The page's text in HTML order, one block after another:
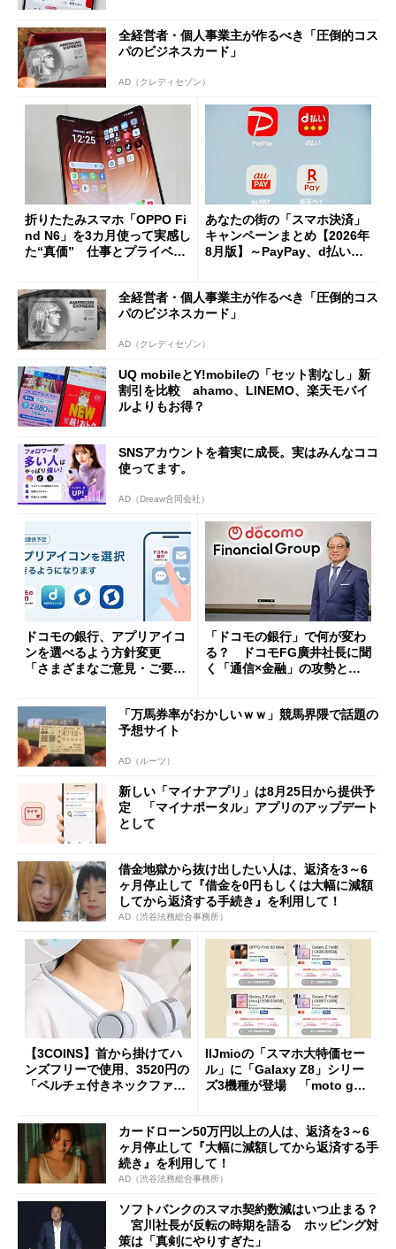
全経営者・個人事業主が作るべき「圧倒的コス
パのビジネスカード」
AD（クレディセゾン）
折りたたみスマホ「OPPO Fi
nd N6」を3カ月使って実感し
た“真価” 仕事とプライベー
あなたの街の「スマホ決済」
キャンペーンまとめ【2026年
8月版】～PayPay、d払い、a
全経営者・個人事業主が作るべき「圧倒的コス
パのビジネスカード」
AD（クレディセゾン）
UQ mobileとY!mobileの「セット割なし」新
割引を比較 ahamo、LINEMO、楽天モバイ
ルよりもお得？
SNSアカウントを着実に成長。実はみんなココ
使ってます。
AD（Dreaw合同会社）
ドコモの銀行、アプリアイコ
ンを選べるよう方針変更
「さまざまなご意見・ご要望
「ドコモの銀行」で何が変わ
る？ ドコモFG廣井社長に聞
く「通信×金融」の攻勢とグ
「万馬券率がおかしいｗｗ」競馬界隈で話題の
予想サイト
AD（ルーツ）
新しい「マイナアプリ」は8月25日から提供予
定 「マイナポータル」アプリのアップデート
として
借金地獄から抜け出したい人は、返済を3～6
ヶ月停止して『借金を0円もしくは大幅に減額
してから返済する手続き』を利用して！
AD（渋谷法務総合事務所）
【3COINS】首から掛けてハ
ンズフリーで使用、3520円の
「ペルチェ付きネックファ
IIJmioの「スマホ大特価セー
ル」に「Galaxy Z8」シリー
ズ3機種が登場 「moto g37
カードローン50万円以上の人は、返済を3～6
ヶ月停止して『大幅に減額してから返済する手
続き』を利用して！
AD（渋谷法務総合事務所）
ソフトバンクのスマホ契約数減はいつ止まる？
宮川社長が反転の時期を語る ホッピング対
策は「真剣にやりすぎた」